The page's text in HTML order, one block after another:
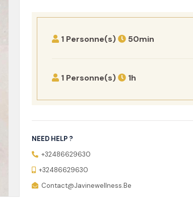
1 Personne(s) 50min
1 Personne(s) 1h
NEED HELP ?
+32486629630
+32486629630
Contact@javinewellness.be